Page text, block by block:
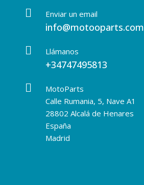
Enviar un email
info@motooparts.com
Llámanos
+34747495813
MotoParts
Calle Rumania, 5, Nave A1
28802 Alcalá de Henares
España
Madrid